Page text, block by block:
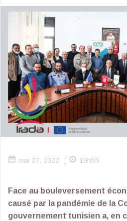
mai 27, 2022 19h55
Face au bouleversement
causé par la pandémie de la
gouvernement tunisien a, en